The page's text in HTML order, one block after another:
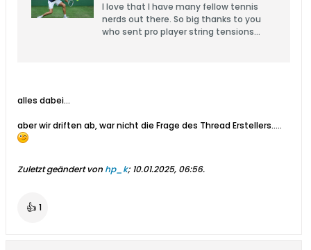
I love that I have many fellow tennis
nerds out there. So big thanks to you
who sent pro player string tensions
alles dabei…
aber wir driften ab, war nicht die Frage des Thread Erstellers…..
Zuletzt geändert von hp_k; 10.01.2025, 06:56.
👍 1